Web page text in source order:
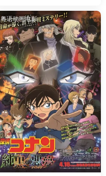
版
粤语动画电影